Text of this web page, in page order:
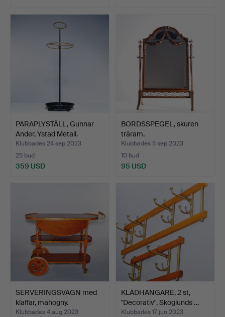
PARAPLYSTÄLL, Gunnar
Ander, Ystad Metall.
Klubbades 24 sep 2023
25 bud
359 USD
BORDSSPEGEL, skuren
träram.
Klubbades 5 sep 2023
10 bud
95 USD
SERVERINGSVAGN med
klaffar, mahogny.
Klubbades 4 aug 2023
KLÄDHÄNGARE, 2 st,
"Decorativ", Skoglunds …
Klubbades 17 jun 2023